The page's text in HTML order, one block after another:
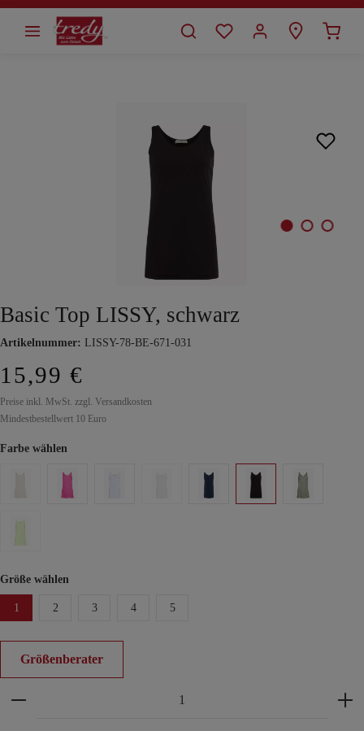
springen
Basic Top LISSY, schwarz
Artikelnummer: LISSY-78-BE-671-031
15,99 €
Preise inkl. MwSt. zzgl. Versandkosten
Mindestbestellwert 10 Euro
Farbe wählen
Größe wählen
1 2 3 4 5
Größenberater
Produkt Anzahl: Gib den gewünschten Wert ein